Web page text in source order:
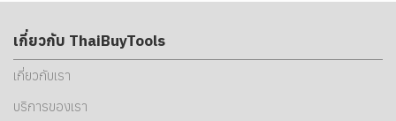
เกี่ยวกับ ThaiBuyTools
เกี่ยวกับเรา
บริการของเรา